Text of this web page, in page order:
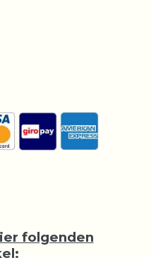
folgenden